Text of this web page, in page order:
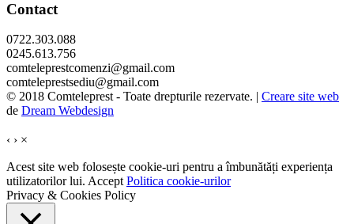
Contact
0722.303.088
0245.613.756
comteleprestcomenzi@gmail.com
comteleprestsediu@gmail.com
© 2018 Comteleprest - Toate drepturile rezervate. | Creare site web
de Dream Webdesign
‹ › ×
Acest site web folosește cookie-uri pentru a îmbunătăți experiența
utilizatorilor lui. Accept Politica cookie-urilor
Privacy & Cookies Policy